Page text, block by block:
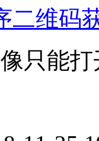
二维码
只能